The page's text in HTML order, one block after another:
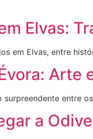
Elvas:
em Elvas, entre
Arte
surpreendente entre
a